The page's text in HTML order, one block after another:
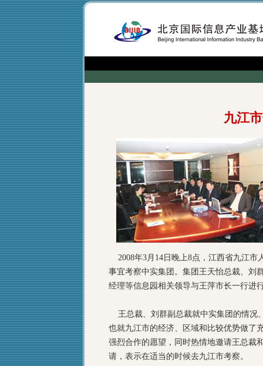
九江
2008年3月14日晚上8点，江西省九江市
事宜考察中实集团。集团王天怡总裁、刘
经理等信息园相关领导与王萍市长一行进
王总裁、刘群副总裁就中实集团的情况
也就九江市的经济、区域和比较优势做了
强烈合作的愿望，同时热情地邀请王总裁
请，表示在适当的时候去九江市考察。